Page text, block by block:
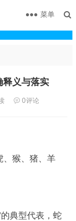
菜单
释义与落实
0评论
、猴、猪、羊
典型代表，蛇